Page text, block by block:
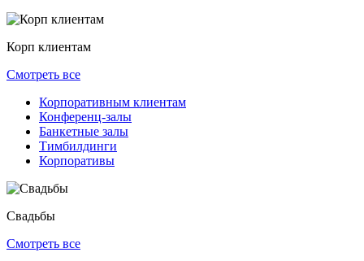
Корп клиентам
Смотреть все
Корпоративным клиентам
Конференц-залы
Банкетные залы
Тимбилдинги
Корпоративы
Свадьбы
Смотреть все